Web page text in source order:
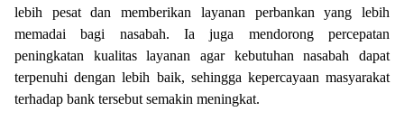
lebih pesat dan memberikan layanan perbankan yang lebih
memadai bagi nasabah. Ia juga mendorong percepatan
peningkatan kualitas layanan agar kebutuhan nasabah dapat
terpenuhi dengan lebih baik, sehingga kepercayaan masyarakat
terhadap bank tersebut semakin meningkat.